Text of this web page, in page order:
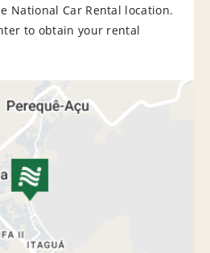
National Car Rental location.
to obtain your rental